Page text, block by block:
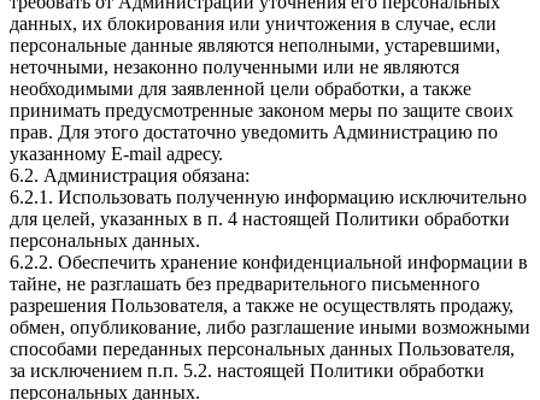
данных, их блокирования или уничтожения в случае, если
персональные данные являются неполными, устаревшими,
неточными, незаконно полученными или не являются
необходимыми для заявленной цели обработки, а также
принимать предусмотренные законом меры по защите своих
прав. Для этого достаточно уведомить Администрацию по
указанному E-mail адресу.
6.2. Администрация обязана:
6.2.1. Использовать полученную информацию исключительно
для целей, указанных в п. 4 настоящей Политики обработки
персональных данных.
6.2.2. Обеспечить хранение конфиденциальной информации в
тайне, не разглашать без предварительного письменного
разрешения Пользователя, а также не осуществлять продажу,
обмен, опубликование, либо разглашение иными возможными
способами переданных персональных данных Пользователя,
за исключением п.п. 5.2. настоящей Политики обработки
персональных данных.